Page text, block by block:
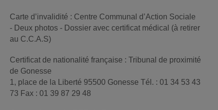
Carte d’invalidité : Centre Communal d’Action Sociale
- Deux photos - Dossier avec certificat médical (à retirer
au C.C.A.S)
Certificat de nationalité française : Tribunal de proximité
de Gonesse
1, place de la Liberté 95500 Gonesse Tél. : 01 34 53 43
73 Fax : 01 39 87 29 48